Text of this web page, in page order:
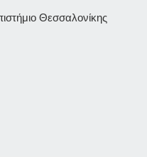
Θεσσαλονίκης